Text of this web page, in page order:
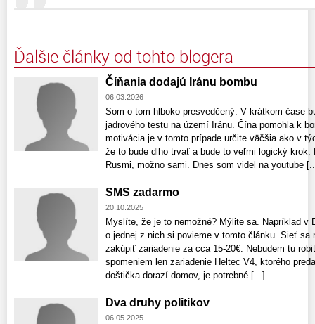
Ďalšie články od tohto blogera
Číňania dodajú Iránu bombu
06.03.2026
Som o tom hlboko presvedčený. V krátkom čase
jadrového testu na území Iránu. Čína pomohla k
motivácia je v tomto prípade určite väčšia ako v
že to bude dlho trvať a bude to veľmi logický krok.
Rusmi, možno sami. Dnes som videl na youtube
SMS zadarmo
20.10.2025
Myslíte, že je to nemožné? Mýlite sa. Napríklad v
o jednej z nich si povieme v tomto článku. Sieť sa
zakúpiť zariadenie za cca 15-20€. Nebudem tu
spomeniem len zariadenie Heltec V4, ktorého
doštička dorazí domov, je potrebné [...]
Dva druhy politikov
06.05.2025